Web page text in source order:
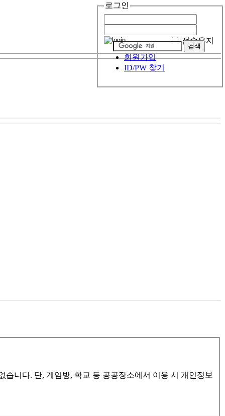
로그인
접속유지
회원가입
ID/PW 찾기
니다. 단, 게임방, 학교 등 공공장소에서 이용 시 개인정보